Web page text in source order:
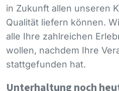
in Zukunft allen unseren
Qualität liefern können.
alle Ihre zahlreichen
wollen, nachdem Ihre
stattgefunden hat.
Unterhaltung noch